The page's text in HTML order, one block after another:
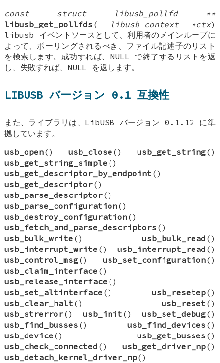
const struct libusb_pollfd **
libusb_get_pollfds ( libusb_context *ctx)
libusb イベントソースとして、利用者のメインループに
よって、ポーリングされるべき、ファイル記述子のリスト
を検索します。成功すれば、NULL で終了するリストを返
し、失敗すれば、NULL を返します。
LIBUSB バージョン 0.1 互換性
また、ライブラリは、LibUSB バージョン 0.1.12 に準
拠しています。
usb_open() usb_close () usb_get_string()
usb_get_string_simple ()
usb_get_descriptor_by_endpoint ()
usb_get_descriptor()
usb_parse_descriptor()
usb_parse_configuration()
usb_destroy_configuration()
usb_fetch_and_parse_descriptors ()
usb_bulk_write () usb_bulk_read ()
usb_interrupt_write () usb_interrupt_read ()
usb_control_msg() usb_set_configuration()
usb_claim_interface ()
usb_release_interface ()
usb_set_altinterface () usb_resetep()
usb_clear_halt () usb_reset ()
usb_strerror() usb_init () usb_set_debug()
usb_find_busses () usb_find_devices ()
usb_device () usb_get_busses ()
usb_check_connected () usb_get_driver_np()
usb_detach_kernel_driver_np()